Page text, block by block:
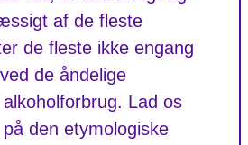
af de fleste
de fleste ikke engang
de åndelige
Lad os
den etymologiske